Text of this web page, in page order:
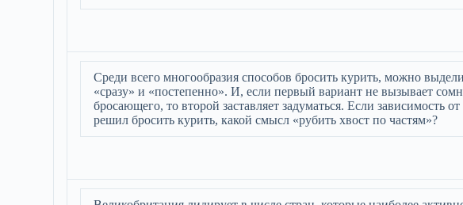
Среди всего многообразия способов бросить курить, можно
«сразу» и «постепенно». И, если первый вариант не вызывает
бросающего, то второй заставляет задуматься. Если зависимость
решил бросить курить, какой смысл «рубить хвост по частям»?